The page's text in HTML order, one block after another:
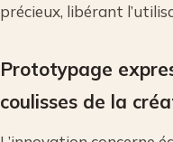
précieux, libérant
Prototypage
coulisses de la